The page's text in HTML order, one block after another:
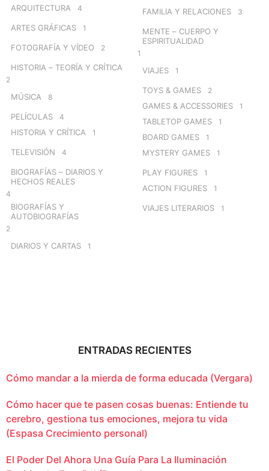
ARQUITECTURA 4
ARTES GRÁFICAS 1
FOTOGRAFÍA Y VÍDEO 2
HISTORIA – TEORÍA Y CRÍTICA
2
MÚSICA 8
PELÍCULAS 4
HISTORIA Y CRÍTICA 1
TELEVISIÓN 4
BIOGRAFÍAS – DIARIOS Y
HECHOS REALES
4
BIOGRAFÍAS Y
AUTOBIOGRAFÍAS
2
DIARIOS Y CARTAS 1
FAMILIA Y RELACIONES 3
MENTE – CUERPO Y
ESPIRITUALIDAD
1
VIAJES 1
TOYS & GAMES 2
GAMES & ACCESSORIES 1
TABLETOP GAMES 1
BOARD GAMES 1
MYSTERY GAMES 1
PLAY FIGURES 1
ACTION FIGURES 1
VIAJES LITERARIOS 1
ENTRADAS RECIENTES
Cómo mandar a la mierda de forma educada (Vergara)
Cómo hacer que te pasen cosas buenas: Entiende tu
cerebro, gestiona tus emociones, mejora tu vida
(Espasa Crecimiento personal)
El Poder Del Ahora Una Guía Para La Iluminación